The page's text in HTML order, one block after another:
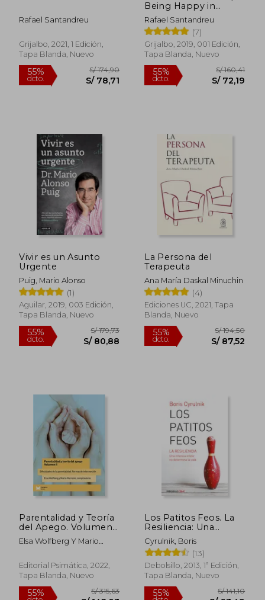
Rafael Santandreu
Grijalbo, 2021, 1 Edición,
Tapa Blanda, Nuevo
dcto. S/ 78,71
Being Happy in
Alaska
Rafael Santandreu
(7)
Grijalbo, 2019, 001 Edición,
Tapa Blanda, Nuevo
Vivir es un Asunto
Urgente
Puig, Mario Alonso
(1)
Aguilar, 2019, 003 Edición,
Tapa Blanda, Nuevo
La Persona del
Terapeuta
Ana María Daskal Minuchin
(4)
Ediciones UC, 2021, Tapa
Blanda, Nuevo
Parentalidad y Teoría
del Apego. Volumen
ii. Dificultades de la
Parentalidad. Formas
Elsa Wolfberg Y Mario
Editorial Psimática, 2022,
Tapa Blanda, Nuevo
Los Patitos Feos. La
Resiliencia: Una
Infancia Infeliz No
Determina La Vida /
Ug Ly Ducklings
Cyrulnik, Boris
(13)
Debolsillo, 2013, 1ª Edición,
Tapa Blanda, Nuevo